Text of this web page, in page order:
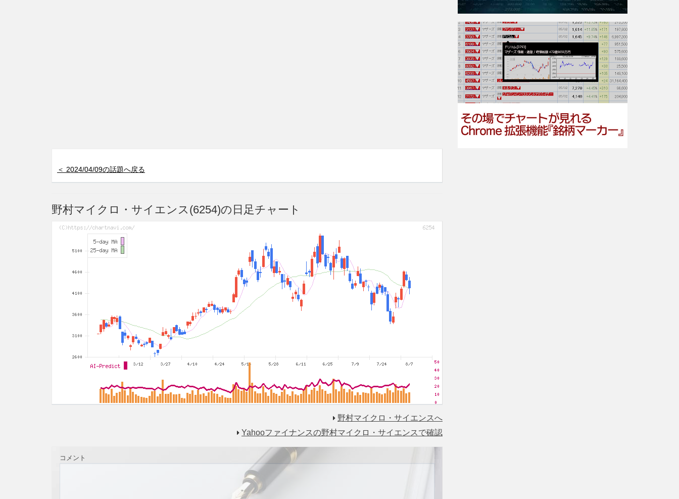
＜ 2024/04/09の話題へ戻る
野村マイクロ・サイエンス(6254)の日足チャート
野村マイクロ・サイエンスへ
Yahooファイナンスの野村マイクロ・サイエンスで確認
コメント